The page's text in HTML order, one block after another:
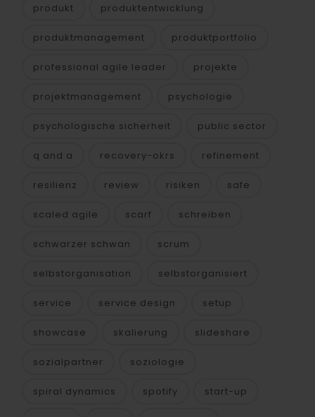
produkt produktentwicklung
produktmanagement produktportfolio
professional agile leader projekte
projektmanagement psychologie
psychologische sicherheit public sector
q and a recovery-okrs refinement
resilienz review risiken safe
scaled agile scarf schreiben
schwarzer schwan scrum
selbstorganisation selbstorganisiert
service service design setup
showcase skalierung slideshare
sozialpartner soziologie
spiral dynamics spotify start-up